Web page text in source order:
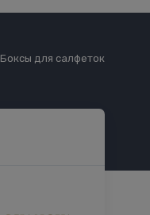
Боксы для салфеток